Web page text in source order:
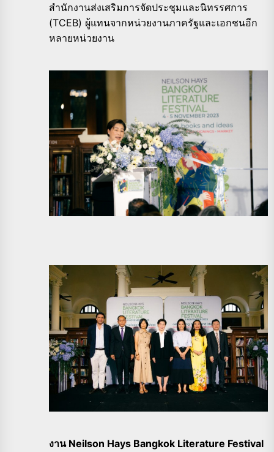
สำนักงานส่งเสริมการจัดประชุมและนิทรรศการ
(TCEB) ผู้แทนจากหน่วยงานภาครัฐและเอกชนอีก
หลายหน่วยงาน
งาน Neilson Hays Bangkok Literature Festival